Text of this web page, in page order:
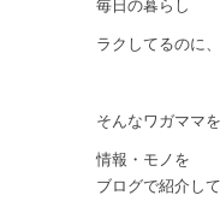
毎日の暮らし
ラクしてるのに
そんなワガママ
情報・モノを
ブログで紹介し